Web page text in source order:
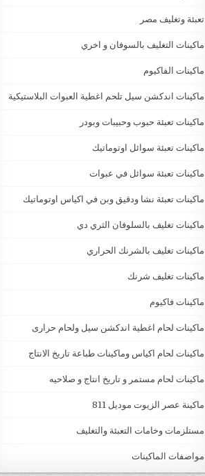
تعبئة وتغليف مصر
ماكينات التغليف بالسوفان و اخري
ماكينات الفاكيوم
ماكينات اندكشن سيل تلحم اغطية العبوات البلاستيكية
ماكينات تعبئة حبوب وحبيبات وبودر
ماكينات تعبئة سوائل اوتوماتيك
ماكينات تعبئة سوائل في عبوات
ماكينات تعبئة نشا ودقيق وبن في اكياس اوتوماتيك
ماكينات تغليف بالسلوفان الثري دي
ماكينات تغليف بالشرنك الحراري
ماكينات تغليف شرنك
ماكينات فاكيوم
ماكينات لحام اغطية اندكشن سيل ولحام حرارى
ماكينات لحام اكياس وماكينات طباعة تاريخ الانتاج
ماكينات لحام مستمر و تاريخ انتاج و صلاحيه
ماكينة عصر الزيوت موديل 811
مستلزمات وخامات التعبئة والتغليف
مواصفات الماكينات